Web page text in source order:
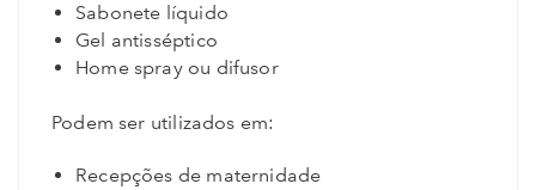
Sabonete líquido
Gel antisséptico
Home spray ou difusor
Podem ser utilizados em:
Recepções de maternidade